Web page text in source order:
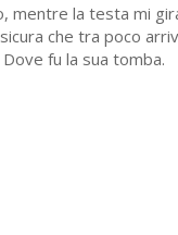
mentre la testa mi
che tra poco
fu la sua tomba.